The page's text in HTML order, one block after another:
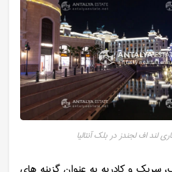
لند اف لجندز در بلک آنتالیا